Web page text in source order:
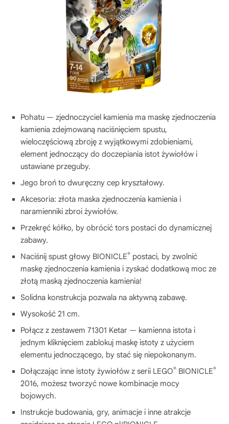
Pohatu — zjednoczyciel kamienia ma maskę zjednoczenia
kamienia zdejmowaną naciśnięciem spustu,
wieloczęściową zbroję z wyjątkowymi zdobieniami,
element jednoczący do doczepiania istot żywiołów i
ustawiane przeguby.
Jego broń to dwuręczny cep kryształowy.
Akcesoria: złota maska zjednoczenia kamienia i
naramienniki zbroi żywiołów.
Przekręć kółko, by obrócić tors postaci do dynamicznej
zabawy.
Naciśnij spust głowy BIONICLE® postaci, by zwolnić
maskę zjednoczenia kamienia i zyskać dodatkową moc ze
złotą maską zjednoczenia kamienia!
Solidna konstrukcja pozwala na aktywną zabawę.
Wysokość 21 cm.
Połącz z zestawem 71301 Ketar — kamienna istota i
jednym kliknięciem zablokuj maskę istoty z użyciem
elementu jednoczącego, by stać się niepokonanym.
Dołączając inne istoty żywiołów z serii LEGO® BIONICLE®
2016, możesz tworzyć nowe kombinacje mocy
bojowych.
Instrukcje budowania, gry, animacje i inne atrakcje